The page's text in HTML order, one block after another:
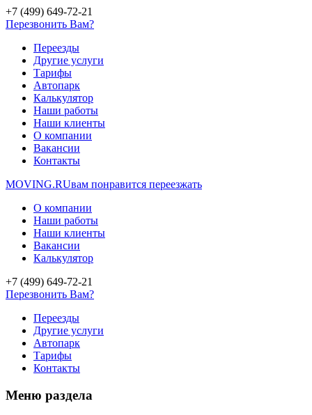
+7 (499) 649-72-21
Перезвонить Вам?
Переезды
Другие услуги
Тарифы
Автопарк
Калькулятор
Наши работы
Наши клиенты
О компании
Вакансии
Контакты
MOVING.RUвам понравится переезжать
О компании
Наши работы
Наши клиенты
Вакансии
Калькулятор
+7 (499) 649-72-21
Перезвонить Вам?
Переезды
Другие услуги
Автопарк
Тарифы
Контакты
Меню раздела